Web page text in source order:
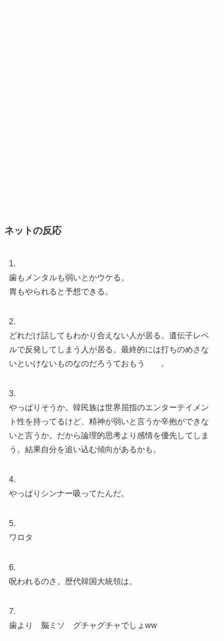
ネットの反応
1.
歯もメンタルも弱いとかウケる。
胃もやられると予想できる。
2.
どれだけ話してもわかり合えない人が居る。遺伝子レベ
ルで反発してしまう人が居る。最終的には打ちのめさな
いといけないものなのだろうておもう 。
3.
やっぱりそうか。韓民族は世界屈指のエンターテイメン
ト性を持ってるけど、精神が弱いと言うか辛抱ができな
いと言うか。だから論理的思考より感情を優先してしま
う。結果自分を追い込む傾向があるかも。
4.
やっぱりシンナー吸ってたんだ。
5.
ワロタ
6.
呪われるのさ。歴代韓国大統領は。
7.
歯より 脳ミソ グチャグチャでしょww